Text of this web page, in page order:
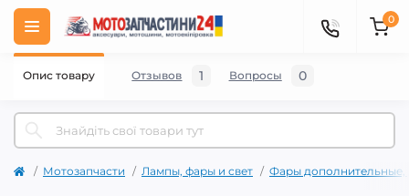
0
Мотозапчасти Лампы, фары и свет Фары дополнительные,
Опис товару Отзывов 1 Вопросы 0